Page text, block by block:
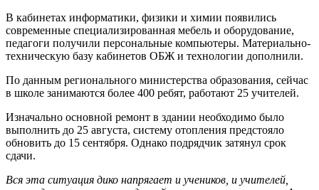
В кабинетах информатики, физики и химии появились
современные специализированная мебель и оборудование,
педагоги получили персональные компьютеры. Материально-
техническую базу кабинетов ОБЖ и технологии дополнили.
По данным регионального министерства образования, сейчас
в школе занимаются более 400 ребят, работают 25 учителей.
Изначально основной ремонт в здании необходимо было
выполнить до 25 августа, систему отопления предстояло
обновить до 15 сентября. Однако подрядчик затянул срок
сдачи.
Вся эта ситуация дико напрягает и учеников, и учителей,